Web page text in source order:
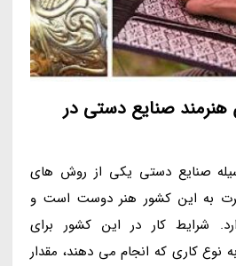
هنرمند صنایع دستی در
صنایع دستی یکی از روش های
به این کشور هنر دوست است و
شرایط کار در این کشور برای
نوع کاری که انجام می دهند، مقدار